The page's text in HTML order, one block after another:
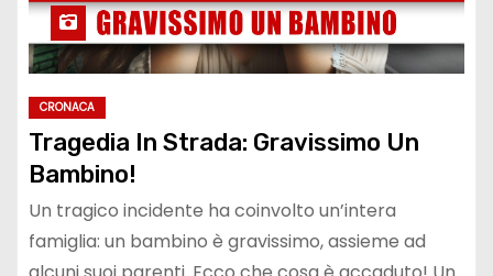
CRONACA
Tragedia In Strada: Gravissimo Un
Bambino!
Un tragico incidente ha coinvolto un’intera
famiglia: un bambino è gravissimo, assieme ad